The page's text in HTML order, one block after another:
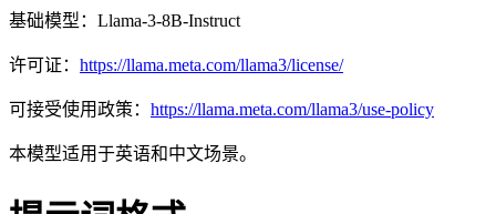
基础模型：Llama-3-8B-Instruct
许可证： https://llama.meta.com/llama3/license/
可接受使用政策： https://llama.meta.com/llama3/use-policy
本模型适用于英语和中文场景。